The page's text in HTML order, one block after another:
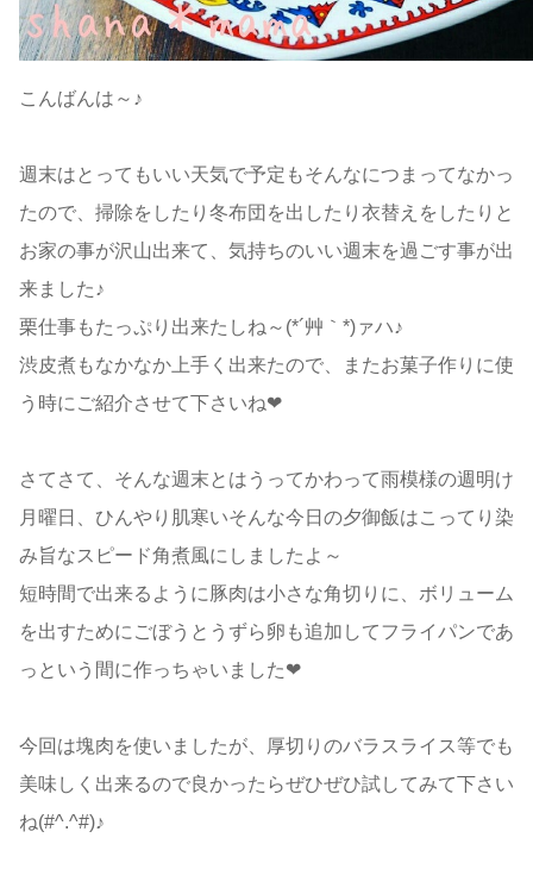
こんばんは～♪
週末はとってもいい天気で予定もそんなにつまってなかっ
たので、掃除をしたり冬布団を出したり衣替えをしたりと
お家の事が沢山出来て、気持ちのいい週末を過ごす事が出
来ました♪
栗仕事もたっぷり出来たしね～(*´艸｀*)ァハ♪
渋皮煮もなかなか上手く出来たので、またお菓子作りに使
う時にご紹介させて下さいね❤
さてさて、そんな週末とはうってかわって雨模様の週明け
月曜日、ひんやり肌寒いそんな今日の夕御飯はこってり染
み旨なスピード角煮風にしましたよ～
短時間で出来るように豚肉は小さな角切りに、ボリューム
を出すためにごぼうとうずら卵も追加してフライパンであ
っという間に作っちゃいました❤
今回は塊肉を使いましたが、厚切りのバラスライス等でも
美味しく出来るので良かったらぜひぜひ試してみて下さい
ね(#^.^#)♪